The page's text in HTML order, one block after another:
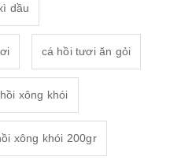
dầu
cá hồi tươi ăn gỏi
xông khói
xông khói 200gr